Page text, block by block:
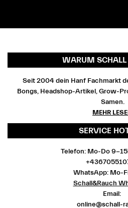
WARUM SCHALL
Seit 2004 dein Hanf Fachmarkt
Bongs, Headshop-Artikel, Grow-
Samen.
MEHR
SERVICE
Telefon: Mo-Do 9-
WhatsApp: Mo-
Schall&Rauch
Email:
online@schall-